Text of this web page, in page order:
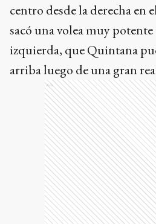
centro desde la derecha en
sacó una volea muy
izquierda, que Quintana
arriba luego de una gran
Ads